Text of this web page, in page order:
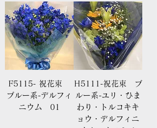
F5115- 祝花束
ブルー系-デルフィ
ニウム 01
H5111-祝花束 ブ
ルー系-ユリ・ひま
わり・トルコキキ
ョウ・デルフィニ